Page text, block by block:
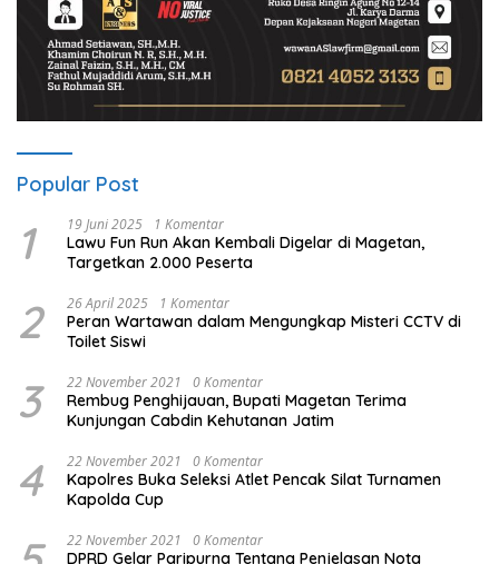
Popular Post
1 19 Juni 2025 1 Komentar
Lawu Fun Run Akan Kembali Digelar di Magetan,
Targetkan 2.000 Peserta
2 26 April 2025 1 Komentar
Peran Wartawan dalam Mengungkap Misteri CCTV di
Toilet Siswi
3 22 November 2021 0 Komentar
Rembug Penghijauan, Bupati Magetan Terima
Kunjungan Cabdin Kehutanan Jatim
4 22 November 2021 0 Komentar
Kapolres Buka Seleksi Atlet Pencak Silat Turnamen
Kapolda Cup
22 November 2021 0 Komentar
DPRD Gelar Paripurna Tentang Penjelasan Nota